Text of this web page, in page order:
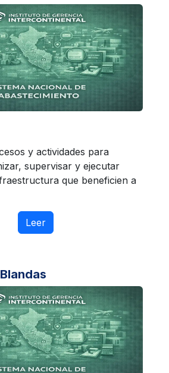
y actividades para
supervisar y ejecutar
que beneficien a
Leer